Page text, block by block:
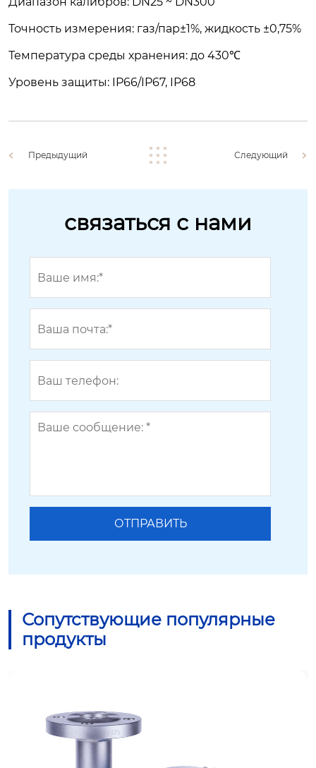
Точность измерения: газ/пар±1%, жидкость ±0,75%
Температура среды хранения: до 430℃
Уровень защиты: IP66/IP67, IP68
Предыдущий Следующий
связаться с нами
Сопутствующие популярные
продукты